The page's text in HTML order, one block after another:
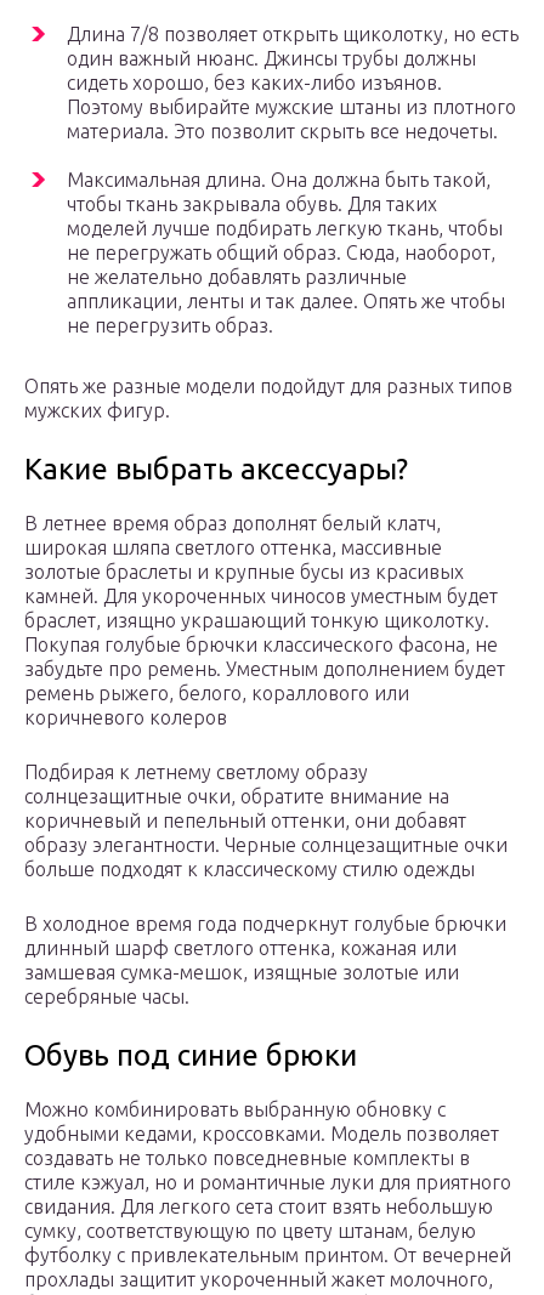
Длина 7/8 позволяет открыть щиколотку, но есть
один важный нюанс. Джинсы трубы должны
сидеть хорошо, без каких-либо изъянов.
Поэтому выбирайте мужские штаны из плотного
материала. Это позволит скрыть все недочеты.
Максимальная длина. Она должна быть такой,
чтобы ткань закрывала обувь. Для таких
моделей лучше подбирать легкую ткань, чтобы
не перегружать общий образ. Сюда, наоборот,
не желательно добавлять различные
аппликации, ленты и так далее. Опять же чтобы
не перегрузить образ.
Опять же разные модели подойдут для разных типов
мужских фигур.
Какие выбрать аксессуары?
В летнее время образ дополнят белый клатч,
широкая шляпа светлого оттенка, массивные
золотые браслеты и крупные бусы из красивых
камней. Для укороченных чиносов уместным будет
браслет, изящно украшающий тонкую щиколотку.
Покупая голубые брючки классического фасона, не
забудьте про ремень. Уместным дополнением будет
ремень рыжего, белого, кораллового или
коричневого колеров
Подбирая к летнему светлому образу
солнцезащитные очки, обратите внимание на
коричневый и пепельный оттенки, они добавят
образу элегантности. Черные солнцезащитные очки
больше подходят к классическому стилю одежды
В холодное время года подчеркнут голубые брючки
длинный шарф светлого оттенка, кожаная или
замшевая сумка-мешок, изящные золотые или
серебряные часы.
Обувь под синие брюки
Можно комбинировать выбранную обновку с
удобными кедами, кроссовками. Модель позволяет
создавать не только повседневные комплекты в
стиле кэжуал, но и романтичные луки для приятного
свидания. Для легкого сета стоит взять небольшую
сумку, соответствующую по цвету штанам, белую
футболку с привлекательным принтом. От вечерней
прохлады защитит укороченный жакет молочного,